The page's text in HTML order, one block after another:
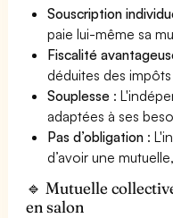
Souscription
paie lui-même sa
Fiscalité
déduites des
Souplesse :
adaptées à ses
Pas d’obligation :
d’avoir une
🔹 Mutuelle
en salon